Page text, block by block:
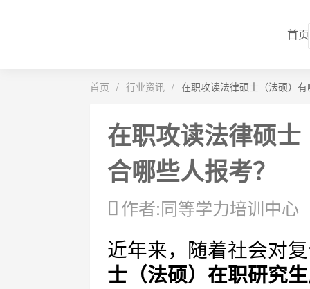
首页
首页 / 行业资讯 / 在职攻读法律硕士（法硕）
在职攻读法律硕
合哪些人报考？
作者:同等学力培训中心
近年来，随着社会对
士（法硕）在职研究生